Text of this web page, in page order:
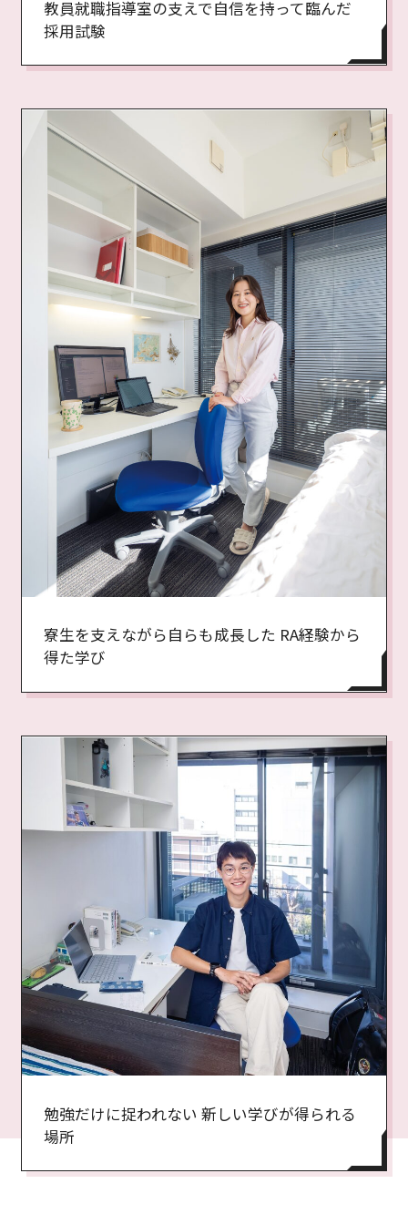
教員就職指導室の支えで自信を持って臨んだ
採用試験
寮生を支えながら自らも成長した RA経験から
得た学び
勉強だけに捉われない 新しい学びが得られる
場所